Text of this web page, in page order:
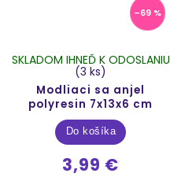
–69 %
Modliaci sa anjel
polyresin 7x13x6 cm
SKLADOM IHNEĎ K ODOSLANIU
(3 ks)
3,99 €
Do košíka